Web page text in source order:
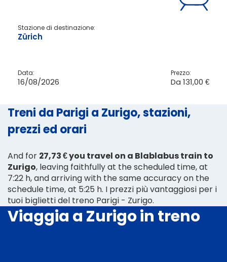
Stazione di destinazione:
Zürich
Data:
16/08/2026
Prezzo:
Da 131,00 €
Treni da Parigi a Zurigo, stazioni,
prezzi ed orari
And for 27,73 € you travel on a Blablabus train to
Zurigo, leaving faithfully at the scheduled time, at
7:22 h, and arriving with the same accuracy on the
schedule time, at 5:25 h. I prezzi più vantaggiosi per i
tuoi biglietti del treno Parigi - Zurigo.
Viaggia a Zurigo in treno